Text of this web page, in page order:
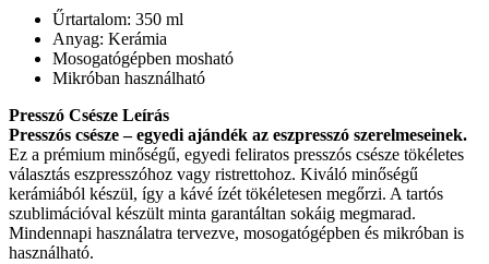
Űrtartalom: 350 ml
Anyag: Kerámia
Mosogatógépben mosható
Mikróban használható
Presszó Csésze Leírás
Presszós csésze – egyedi ajándék az eszpresszó szerelmeseinek.
Ez a prémium minőségű, egyedi feliratos presszós csésze tökéletes
választás eszpresszóhoz vagy ristrettohoz. Kiváló minőségű
kerámiából készül, így a kávé ízét tökéletesen megőrzi. A tartós
szublimációval készült minta garantáltan sokáig megmarad.
Mindennapi használatra tervezve, mosogatógépben és mikróban is
használható.